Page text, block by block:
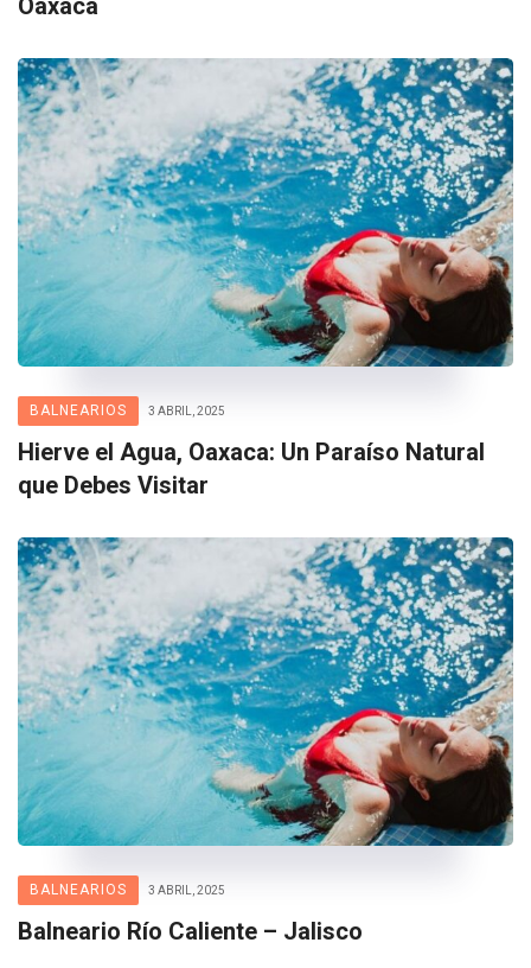
Oaxaca
BALNEARIOS 3 ABRIL, 2025
Hierve el Agua, Oaxaca: Un Paraíso Natural
que Debes Visitar
BALNEARIOS 3 ABRIL, 2025
Balneario Río Caliente – Jalisco